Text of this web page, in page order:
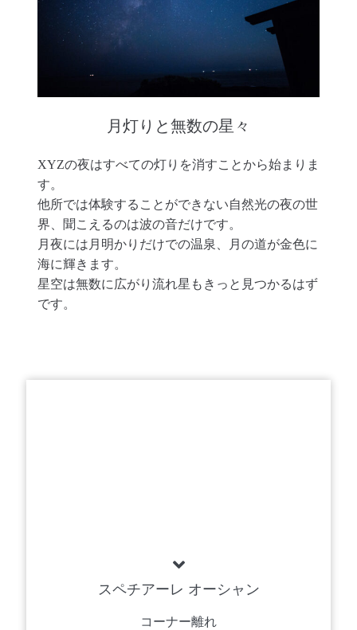
月灯りと無数の星々
XYZの夜はすべての灯りを消すことから始まりま
す。
他所では体験することができない自然光の夜の世
界、聞こえるのは波の音だけです。
月夜には月明かりだけでの温泉、月の道が金色に
海に輝きます。
星空は無数に広がり流れ星もきっと見つかるはず
です。
スペチアーレ オーシャン
コーナー離れ